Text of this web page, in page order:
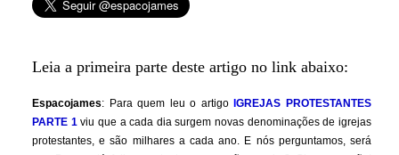
Leia a primeira parte deste artigo no link abaixo:
Espacojames: Para quem leu o artigo IGREJAS PROTESTANTES
PARTE 1viu que a cada dia surgem novas denominações de igrejas
protestantes, e são milhares a cada ano. E nós perguntamos, será